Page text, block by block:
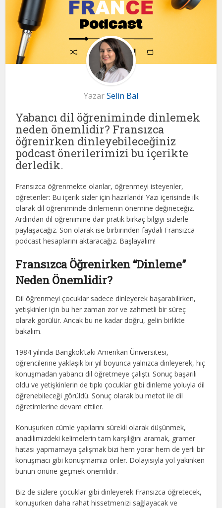
YazarSelin Bal
Yabancı dil öğreniminde dinlemek
neden önemlidir? Fransızca
öğrenirken dinleyebileceğiniz
podcast önerilerimizi bu içerikte
derledik.
Fransızca öğrenmekte olanlar, öğrenmeyi isteyenler,
öğretenler: Bu içerik sizler için hazırlandı! Yazı içerisinde ilk
olarak dil öğreniminde dinlemenin önemine değineceğiz.
Ardından dil öğrenimine dair pratik birkaç bilgiyi sizlerle
paylaşacağız. Son olarak ise birbirinden faydalı Fransızca
podcast hesaplarını aktaracağız. Başlayalım!
Fransızca Öğrenirken “Dinleme”
Neden Önemlidir?
Dil öğrenmeyi çocuklar sadece dinleyerek başarabilirken,
yetişkinler için bu her zaman zor ve zahmetli bir süreç
olarak görülür. Ancak bu ne kadar doğru, gelin birlikte
bakalım.
1984 yılında Bangkok’taki Amerikan Üniversitesi,
öğrencilerine yaklaşık bir yıl boyunca yalnızca dinleyerek, hiç
konuşmadan yabancı dil öğretmeye çalıştı. Sonuç başarılı
oldu ve yetişkinlerin de tıpkı çocuklar gibi dinleme yoluyla dil
öğrenebileceği görüldü. Sonuç olarak bu metot ile dil
öğretimlerine devam ettiler.
Konuşurken cümle yapılarını sürekli olarak düşünmek,
anadilimizdeki kelimelerin tam karşılığını aramak, gramer
hatası yapmamaya çalışmak bizi hem yorar hem de yerli bir
konuşmacı gibi konuşmamızı önler. Dolayısıyla yol yakınken
bunun önüne geçmek önemlidir.
Biz de sizlere çocuklar gibi dinleyerek Fransızca öğretecek,
konuşurken daha rahat hissetmenizi sağlayacak ve